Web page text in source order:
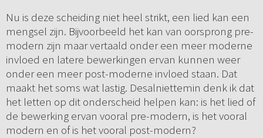
Nu is deze scheiding niet heel strikt, een lied kan een
mengsel zijn. Bijvoorbeeld het kan van oorsprong pre-
modern zijn maar vertaald onder een meer moderne
invloed en latere bewerkingen ervan kunnen weer
onder een meer post-moderne invloed staan. Dat
maakt het soms wat lastig. Desalniettemin denk ik dat
het letten op dit onderscheid helpen kan: is het lied of
de bewerking ervan vooral pre-modern, is het vooral
modern en of is het vooral post-modern?